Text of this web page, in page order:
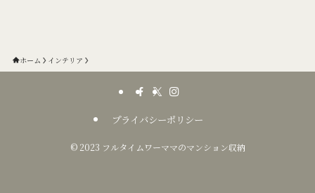
ホーム インテリア
プライバシーポリシー
©2023 フルタイムワーママのマンション収納